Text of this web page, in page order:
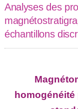
Analyses des
échantillons